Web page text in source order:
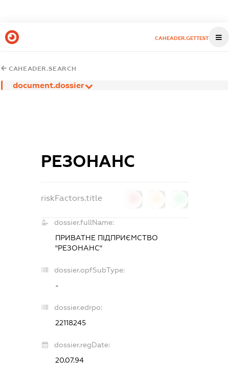
CAHEADER.GETTEST
CAHEADER.SEARCH
document.dossier
РЕЗОНАНС
riskFactors.title
dossier.fullName:
ПРИВАТНЕ ПІДПРИЄМСТВО
"РЕЗОНАНС"
dossier.opfSubType:
-
dossier.edrpo:
22118245
dossier.regDate:
20.07.94